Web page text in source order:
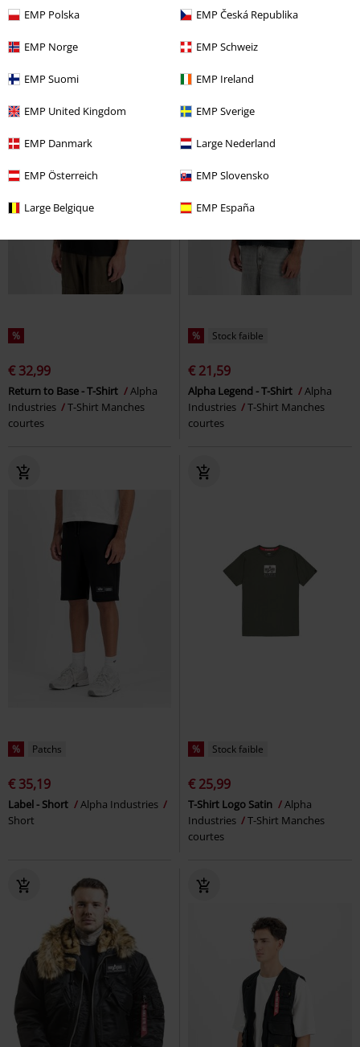
EMP Polska EMP Česká Republika
EMP Norge EMP Schweiz
EMP Suomi EMP Ireland
EMP United Kingdom EMP Sverige
EMP Danmark Large Nederland
EMP Österreich EMP Slovensko
Large Belgique EMP España
courtes
%
€ 32,99
Return to Base - T-Shirt
Alpha
Industries
T-Shirt Manches
courtes
% Stock faible
€ 21,59
Alpha Legend - T-Shirt
Alpha
Industries
T-Shirt Manches
courtes
% Patchs
€ 35,19
Label - Short
Alpha Industries
Short
% Stock faible
€ 25,99
T-Shirt Logo Satin
Alpha
Industries
T-Shirt Manches
courtes